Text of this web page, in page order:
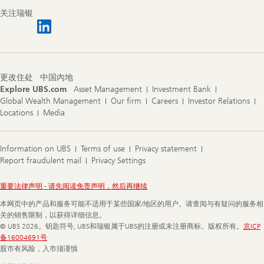
关注瑞银
更改住处
中国內地
Explore UBS.com
Asset Management
Investment Bank
Global Wealth Management
Our firm Careers
Investor Relations
Locations
Media
Information on UBS Terms of use
Privacy statement
Report fraudulent mail
Privacy Settings
Legal
重要法律声明 - 请先阅读免责声明，然后再继续
本网页中的产品和服务可能不适用于某些国家/地区的用户。请查阅与有疑问的服务相
关的销售限制，以获得详细信息。
© UBS 2026。钥匙符号, UBS和瑞银属于UBS的注册或未注册商标。版权所有。 京ICP
备16004691号
股市有风险，入市须谨慎